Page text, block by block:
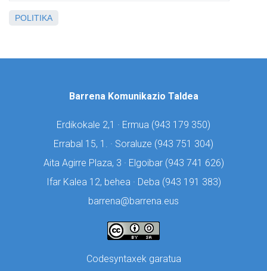
POLITIKA
Barrena Komunikazio Taldea
Erdikokale 2,1 · Ermua (943 179 350)
Errabal 15, 1. · Soraluze (943 751 304)
Aita Agirre Plaza, 3 · Elgoibar (943 741 626)
Ifar Kalea 12, behea · Deba (943 191 383)
barrena@barrena.eus
Codesyntaxek garatua